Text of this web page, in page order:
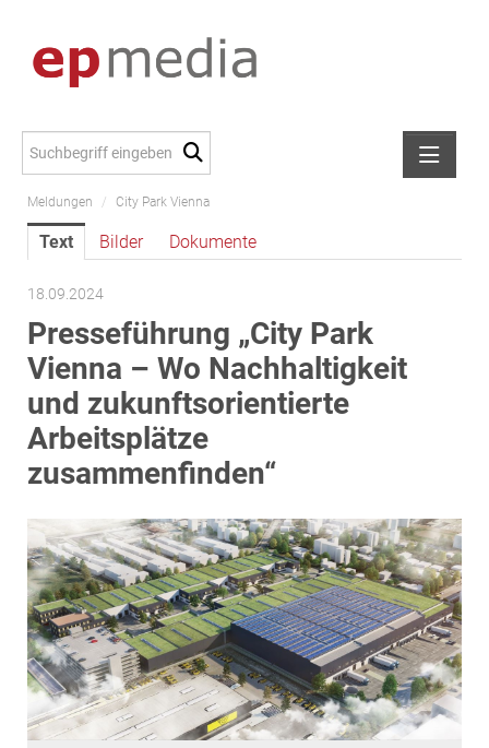
Meldungen
Alexander Peer
amb Development
ATL Immoinvest
AURE Immobilien
Austria Sotheby's International Realty
City Park Vienna
EPHIC Group
epmedia Werbeagentur
ESTINA Immobilien
Greystar
Grossmann + Kaswurm Immobilien
Gutwerk Immobilien Treuhand
HANDLER Gruppe
Meldungen / City Park Vienna
Text Bilder Dokumente
18.09.2024
Presseführung „City Park
Vienna – Wo Nachhaltigkeit
und zukunftsorientierte
Arbeitsplätze
zusammenfinden“